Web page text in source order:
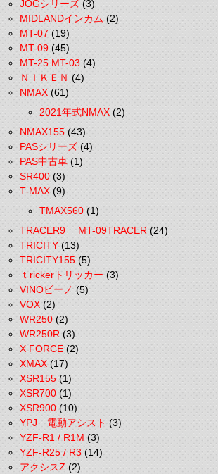
JOGシリーズ(3)
MIDLANDインカム(2)
MT-07(19)
MT-09(45)
MT-25 MT-03(4)
ＮＩＫＥＮ(4)
NMAX(61)
2021年式NMAX(2)
NMAX155(43)
PASシリーズ(4)
PAS中古車(1)
SR400(3)
T-MAX(9)
TMAX560(1)
TRACER9 MT-09TRACER(24)
TRICITY(13)
TRICITY155(5)
ｔrickerトリッカー(3)
VINOビーノ(5)
VOX(2)
WR250(2)
WR250R(3)
X FORCE(2)
XMAX(17)
XSR155(1)
XSR700(1)
XSR900(10)
YPJ 電動アシスト(3)
YZF-R1 / R1M(3)
YZF-R25 / R3(14)
アクシスZ(2)